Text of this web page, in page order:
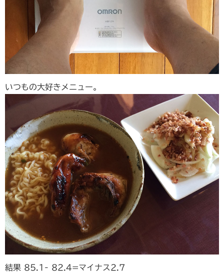
いつもの大好きメニュー。
結果 85.1- 82.4=マイナス2.7